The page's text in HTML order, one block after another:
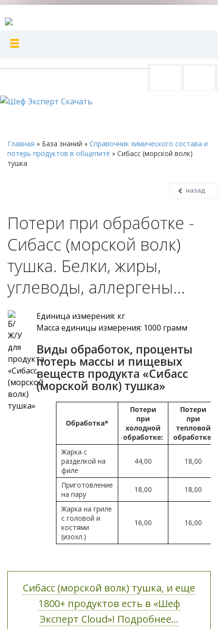
Главная » База знаний » Справочник химического состава и
потерь продуктов в общепите » Сибасс (морской волк)
тушка
назад
Потери при обработке -
Сибасс (морской волк)
тушка. Белки, жиры,
углеводы, аллергены…
Единица измерения: кг
Масса единицы измерения: 1000 грамм
Виды обработок, проценты
потерь массы и пищевых
веществ продукта «Сибасс
(морской волк) тушка»
Обработка*
Потери
при
холодной
обработке:
Потери
при
тепловой
обработке:
Жарка с
разделкой на
филе
44,00 18,00
Приготовление
на пару
18,00 18,00
Жарка на гриле
с головой и
костями
(изохл.)
16,00 16,00
Сибасс (морской волк) тушка, и еще
1800+ продуктов есть в «Шеф
Эксперт Cloud»! Подробнее...